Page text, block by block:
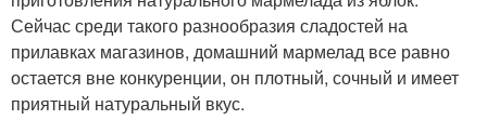
Сейчас среди такого разнообразия сладостей на
прилавках магазинов, домашний мармелад все равно
остается вне конкуренции, он плотный, сочный и имеет
приятный натуральный вкус.